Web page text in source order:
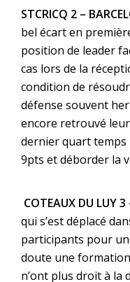
STCRICQ 2 –
bel écart en
position de leader
cas lors de la
condition de
défense souvent
encore retrouvé
dernier quart
9pts et déborder la
COTEAUX DU LUY 3
qui s’est déplacé
participants pour
doute une
n’ont plus droit à la